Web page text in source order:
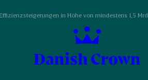
in Höhe von mindestens 1,5